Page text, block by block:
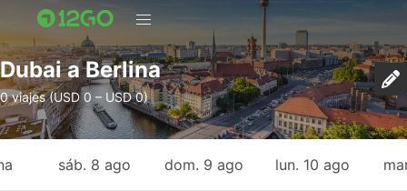
Dubai a Berlina
0 viajes (USD 0 – USD 0)
sáb. 8 ago dom. 9 ago lun. 10 ago